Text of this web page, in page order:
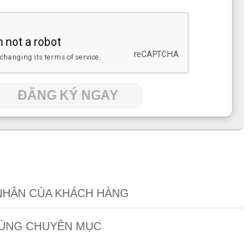
ĐĂNG KÝ NGAY
CỦA KHÁCH HÀNG
CHUYÊN MỤC